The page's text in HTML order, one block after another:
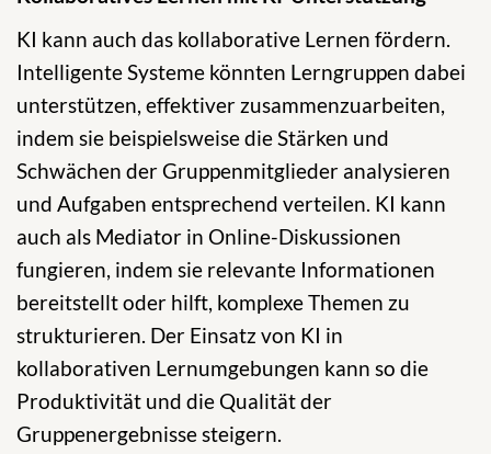
KI kann auch das kollaborative Lernen fördern.
Intelligente Systeme könnten Lerngruppen dabei
unterstützen, effektiver zusammenzuarbeiten,
indem sie beispielsweise die Stärken und
Schwächen der Gruppenmitglieder analysieren
und Aufgaben entsprechend verteilen. KI kann
auch als Mediator in Online-Diskussionen
fungieren, indem sie relevante Informationen
bereitstellt oder hilft, komplexe Themen zu
strukturieren. Der Einsatz von KI in
kollaborativen Lernumgebungen kann so die
Produktivität und die Qualität der
Gruppenergebnisse steigern.